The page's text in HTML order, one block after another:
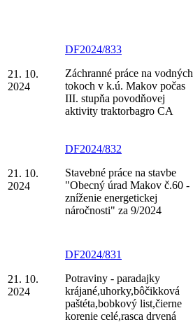
21. 10.
2024
DF2024/833
Záchranné práce na vodných
tokoch v k.ú. Makov počas
III. stupňa povodňovej
aktivity traktorbagro CA
21. 10.
2024
DF2024/832
Stavebné práce na stavbe
"Obecný úrad Makov č.60 -
zníženie energetickej
náročnosti" za 9/2024
21. 10.
2024
DF2024/831
Potraviny - paradajky
krájané,uhorky,bôčikková
paštéta,bobkový list,čierne
korenie celé,rasca drvená